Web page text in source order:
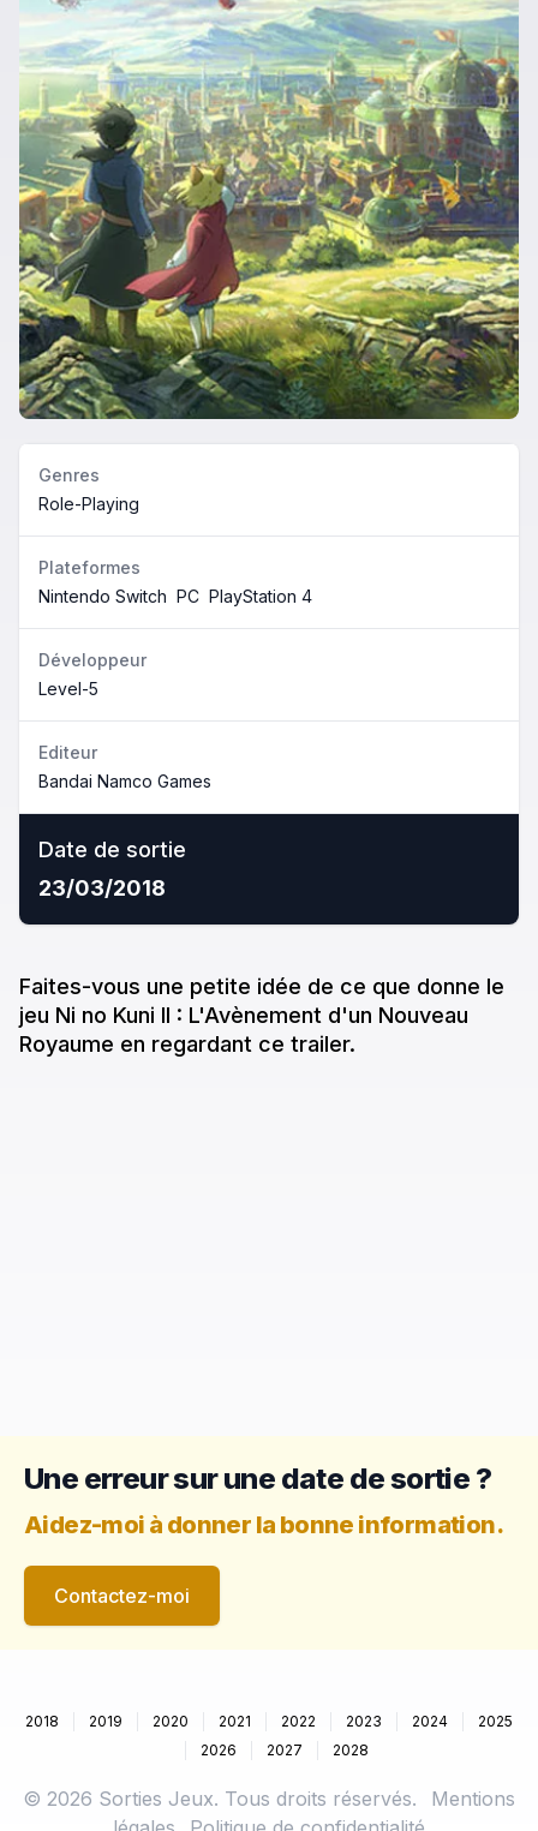
Genres
Role-Playing
Plateformes
Nintendo Switch PC PlayStation 4
Développeur
Level-5
Editeur
Bandai Namco Games
Date de sortie
23/03/2018
Faites-vous une petite idée de ce que donne le
jeu Ni no Kuni II : L'Avènement d'un Nouveau
Royaume en regardant ce trailer.
Une erreur sur une date de sortie ?
Aidez-moi à donner la bonne information.
Contactez-moi
2018 2019 2020 2021 2022 2023 2024
2025
2026
2027 2028
© 2026 Sorties Jeux. Tous droits réservés.
Mentions